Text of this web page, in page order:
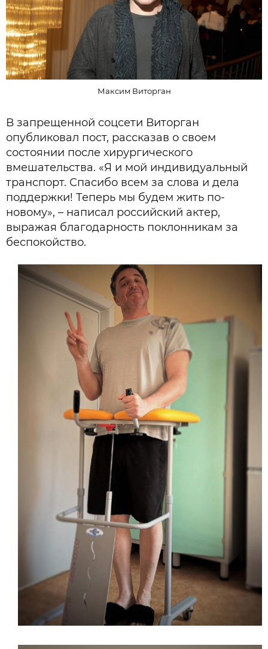
Максим Виторган
В запрещенной соцсети Виторган
опубликовал пост, рассказав о своем
состоянии после хирургического
вмешательства. «Я и мой индивидуальный
транспорт. Спасибо всем за слова и дела
поддержки! Теперь мы будем жить по-
новому», – написал российский актер,
выражая благодарность поклонникам за
беспокойство.